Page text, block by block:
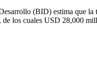
(BID) estima
los cuales USD 28,000